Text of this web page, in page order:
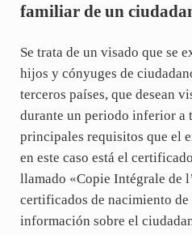
familiar de un
Se trata de un visado que se
hijos y cónyuges de
terceros países, que desean
durante un periodo inferior a
principales requisitos que el
en este caso está el
llamado «Copie Intégrale de
certificados de nacimiento
información sobre el